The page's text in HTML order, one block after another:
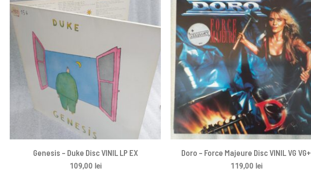
Genesis – Duke Disc VINIL LP EX
109,00 lei
Doro – Force Majeure Disc VINIL VG VG+
119,00 lei